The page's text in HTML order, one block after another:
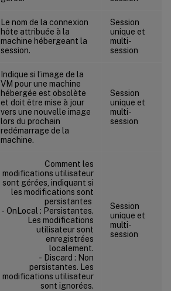
Le nom de la connexion
hôte attribuée à la
machine hébergeant la
session.
Session
unique et
multi-
session
Indique si l’image de la
VM pour une machine
hébergée est obsolète
et doit être mise à jour
vers une nouvelle image
lors du prochain
redémarrage de la
machine.
Session
unique et
multi-
session
Comment les
modifications utilisateur
sont gérées, indiquant si
les modifications sont
persistantes
- OnLocal : Persistantes.
Les modifications
utilisateur sont
enregistrées
localement.
- Discard : Non
persistantes. Les
modifications utilisateur
sont ignorées.
Session
unique et
multi-
session